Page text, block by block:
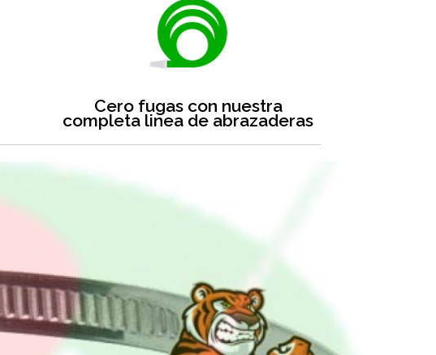
Cero fugas con nuestra
completa linea de abrazaderas